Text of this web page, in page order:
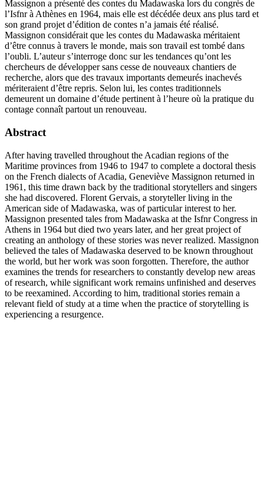
Massignon a présenté des contes du Madawaska lors du congrès de
l’Isfnrà Athènes en 1964, mais elle est décédée deux ans plus tard et
son grand projet d’édition de contes n’a jamais été réalisé.
Massignon considérait que les contes du Madawaska méritaient
d’être connus à travers le monde, mais son travail est tombé dans
l’oubli. L’auteur s’interroge donc sur les tendances qu’ont les
chercheurs de développer sans cesse de nouveaux chantiers de
recherche, alors que des travaux importants demeurés inachevés
mériteraient d’être repris. Selon lui, les contes traditionnels
demeurent un domaine d’étude pertinent à l’heure où la pratique du
contage connaît partout un renouveau.
Abstract
After having travelled throughout the Acadian regions of the
Maritime provinces from 1946 to 1947 to complete a doctoral thesis
on the French dialects of Acadia, Geneviève Massignon returned in
1961, this time drawn back by the traditional storytellers and singers
she had discovered. Florent Gervais, a storyteller living in the
American side of Madawaska, was of particular interest to her.
Massignon presented tales from Madawaska at the IsfnrCongress in
Athens in 1964 but died two years later, and her great project of
creating an anthology of these stories was never realized. Massignon
believed the tales of Madawaska deserved to be known throughout
the world, but her work was soon forgotten. Therefore, the author
examines the trends for researchers to constantly develop new areas
of research, while significant work remains unfinished and deserves
to be reexamined. According to him, traditional stories remain a
relevant field of study at a time when the practice of storytelling is
experiencing a resurgence.